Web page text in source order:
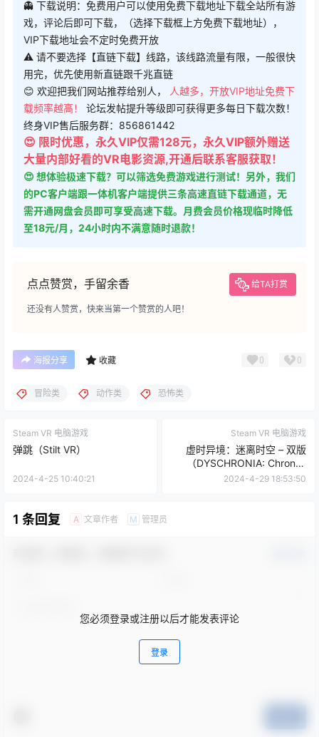
👻 下载说明：免费用户可以使用免费下载地址下载全站所有游
戏，评论后即可下载，（选择下载框上方免费下载地址），
VIP下载地址会不定时免费开放
⚠ 请不要选择【直链下载】线路，该线路流量有限，一般很快
用完，优先使用新直链跟千兆直链
😊 欢迎把我们网站推荐给别人，
人越多，开放VIP地址免费下
载频率越高！ 论坛发帖提升等级即可获得更多每日下载次数！
终身VIP售后服务群：856861442
😍 限时优惠，永久VIP仅需128元，永久VIP额外赠送
大量内部好看的VR电影资源,开通后联系客服获取！
😍 想体验极速下载？可以筛选免费游戏进行测试！另外，我们
的PC客户端跟一体机客户端提供三条高速直链下载通道，无
需开通网盘会员即可享受高速下载。月费会员价格现临时降低
至18元/月，24小时内不满意随时退款！
点点赞赏，手留余香 给TA打赏
还没有人赞赏，快来当第一个赞赏的人吧！
海报分享 收藏 0 0
冒险类 动作类 恐怖类
Steam VR 电脑游戏
弹跳（Stilt VR）
2024-4-25 10:40:21
Steam VR 电脑游戏
虚时异境：迷离时空 – 双版
（DYSCHRONIA: Chronos
Alternate – Dual Edition）
2024-4-29 18:53:50
1 条回复 A 文章作者 M 管理员
您必须登录或注册以后才能发表评论
登录